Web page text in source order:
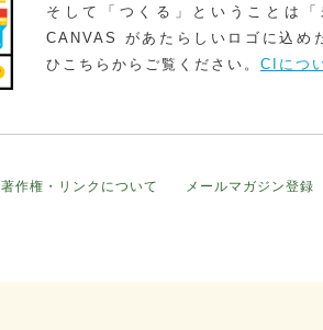
そして「つくる」ということは
CANVAS があたらしいロゴに込め
ひこちらからご覧ください。 CIにつ
著作権・リンクについて メールマガジン登録